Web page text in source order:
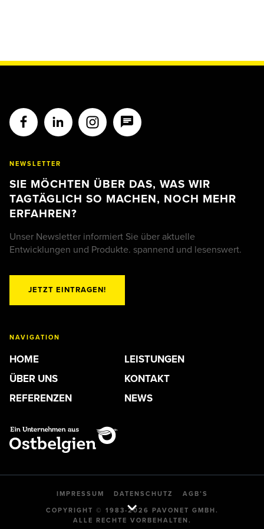
NEWSLETTER
SIE MÖCHTEN ÜBER DAS, WAS WIR
TAGTÄGLICH SO MACHEN, NOCH MEHR
ERFAHREN?
Unser Newsletter informiert Sie über aktuelle
Entwicklungen und Produkte. spannend und lesenswert.
JETZT EINTRAGEN!
NAVIGATION
HOME
ÜBER UNS
REFERENZEN
LEISTUNGEN
KONTAKT
NEWS
IMPRESSUM DATENSCHUTZ
AGB’S
COPYRIGHT © 1983-2026 PAVONET GMBH.
ALLE RECHTE VORBEHALTEN.